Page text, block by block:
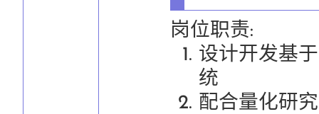
岗位职责:
设计开发基
统
配合量化研